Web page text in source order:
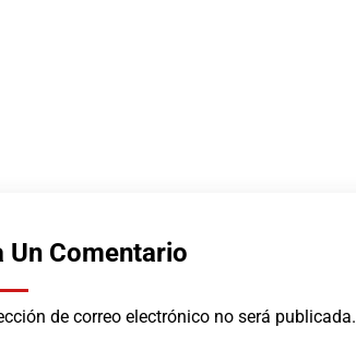
Un Comentario
de correo electrónico no será publicada.